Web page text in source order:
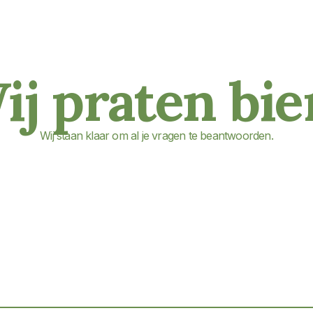
praten
Wij staan klaar om al je vragen te beantwoorden.